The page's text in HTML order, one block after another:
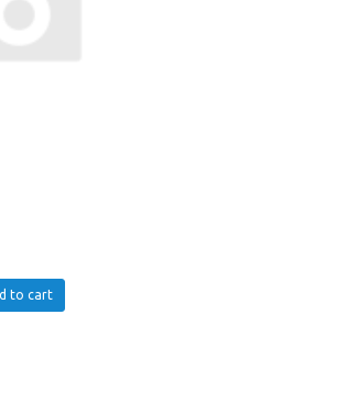
to cart